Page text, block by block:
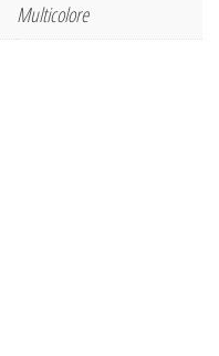
Multicolore